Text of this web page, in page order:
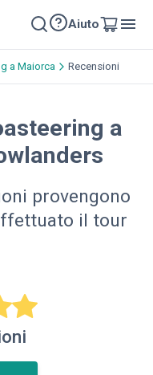
Aiuto
a Maiorca Recensioni
a
provengono
il tour